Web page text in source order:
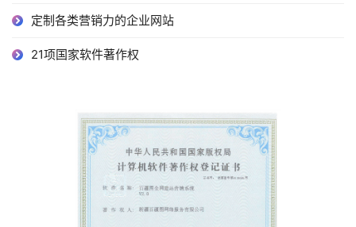
定制各类营销力的企业网站
21项国家软件著作权